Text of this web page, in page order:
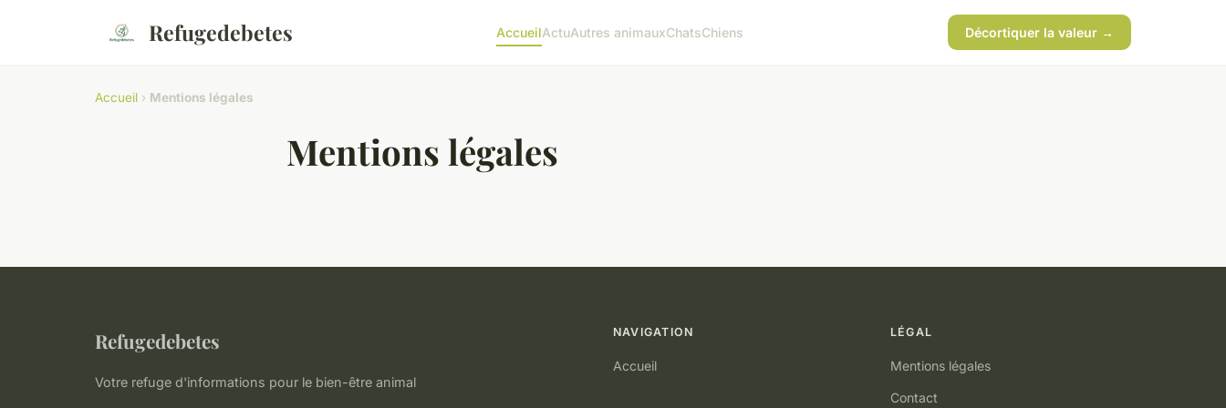
Refugedebetes AccueilActuAutres animauxChatsChiens Décortiquer la valeur →
Accueil › Mentions légales
Mentions légales
Refugedebetes
Votre refuge d'informations pour le bien-être animal
NAVIGATION
Accueil
LÉGAL
Mentions légales
Contact